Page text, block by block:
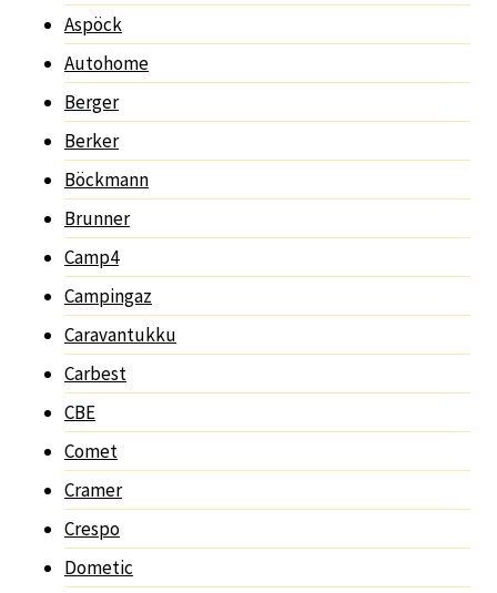
Aspöck
Autohome
Berger
Berker
Böckmann
Brunner
Camp4
Campingaz
Caravantukku
Carbest
CBE
Comet
Cramer
Crespo
Dometic